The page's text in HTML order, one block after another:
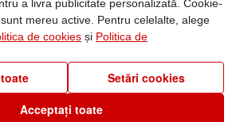
a livra publicitate personalizată. Cookie-
mereu active. Pentru celelalte, alege
de cookies și Politica de
Setări cookies
Acceptați toate